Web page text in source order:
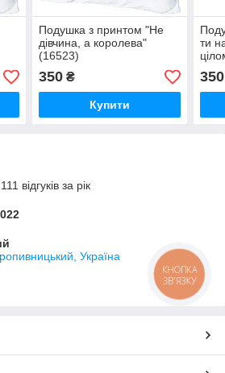
Подушка з принтом "Не
дівчина, а королева"
(16523)
350₴
Купити
ти
350
відгуків за рік
Україна
КНОПКА
ЗВ'ЯЗКУ